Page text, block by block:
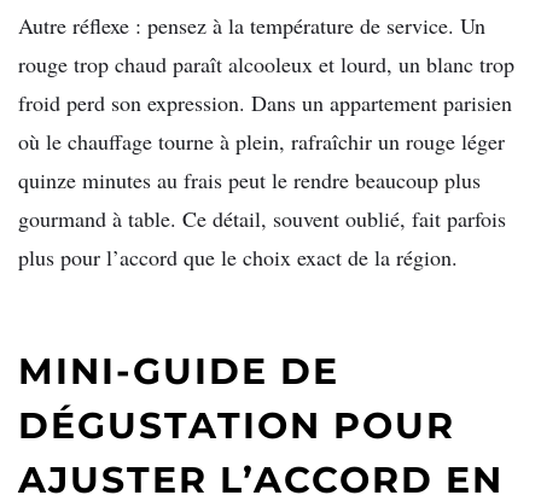
Autre réflexe : pensez à la température de service. Un
rouge trop chaud paraît alcooleux et lourd, un blanc trop
froid perd son expression. Dans un appartement parisien
où le chauffage tourne à plein, rafraîchir un rouge léger
quinze minutes au frais peut le rendre beaucoup plus
gourmand à table. Ce détail, souvent oublié, fait parfois
plus pour l’accord que le choix exact de la région.
MINI-GUIDE DE
DÉGUSTATION POUR
AJUSTER L’ACCORD EN